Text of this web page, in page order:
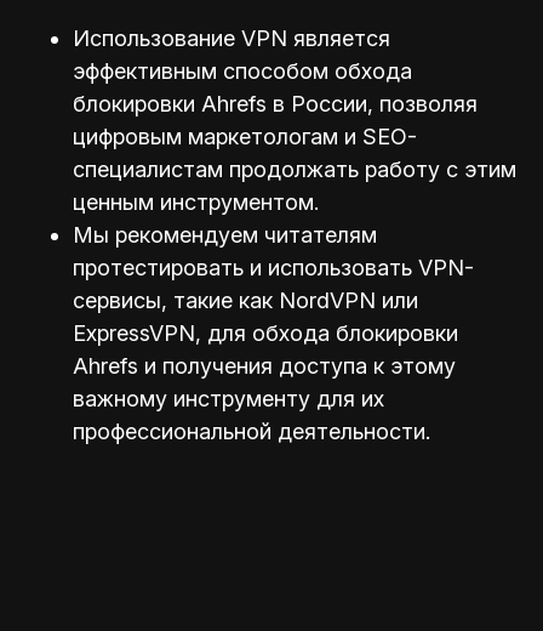
Использование VPN является
эффективным способом обхода
блокировки Ahrefs в России, позволяя
цифровым маркетологам и SEO-
специалистам продолжать работу с этим
ценным инструментом.
Мы рекомендуем читателям
протестировать и использовать VPN-
сервисы, такие как NordVPN или
ExpressVPN, для обхода блокировки
Ahrefs и получения доступа к этому
важному инструменту для их
профессиональной деятельности.